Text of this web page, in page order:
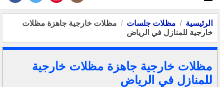
الرئيسية مظلات جلسات
مظلات خارجية جاهزة مظلات
خارجية للمنازل في الرياض
مظلات خارجية جاهزة مظلات خارجية
للمنازل في الرياض